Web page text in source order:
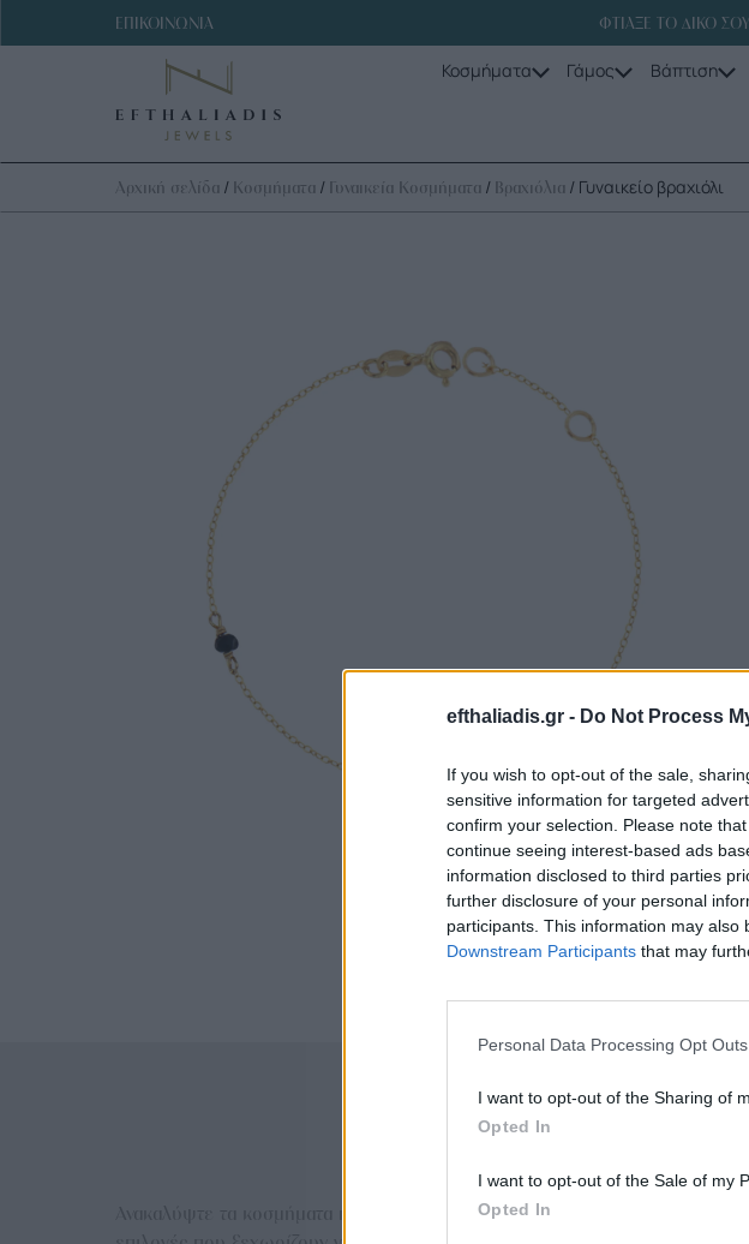
efthaliadis.gr - Do Not Process
If you wish to opt-out of the sale,
sensitive information for targeted
confirm your selection. Please note
continue seeing interest-based ads
information disclosed to third parties
further disclosure of your personal
participants. This information may
Downstream Participants that may
Personal Data Processing Opt Outs
I want to opt-out of the Sharing of
Opted In
I want to opt-out of the Sale of my
Opted In
ΕΠΙΚΟΙΝΩΝΙΑ ΦΤΙΑΞΕ ΤΟ ΔΙΚΟ
Κοσμήματα Γάμος Βάπτιση
Αρχική σελίδα / Κοσμήματα / Γυναικεία Κοσμήματα / Βραχιόλια / Γυναικείο βραχιόλι
Ανακαλύψτε τα κοσμήματα που αγαπήθηκαν περισσότερο! Εδώ θα βρείτε τις